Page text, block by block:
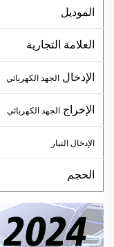
الموديل
العلامة التجارية
الإدخال الجهد الكهربائي
الإخراج الجهد الكهربائي
الإدخال التيار
الحجم